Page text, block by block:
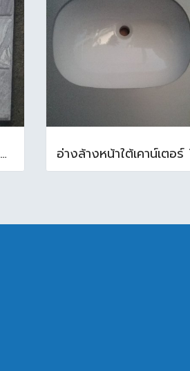
16x16นิ้ว นกสโมกกี้ ( D ) A (Pack6)